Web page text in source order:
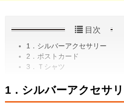
目次
1．シルバーアクセサリー
2．ポストカード
3．Ｔシャツ
1．シルバーアクセサ